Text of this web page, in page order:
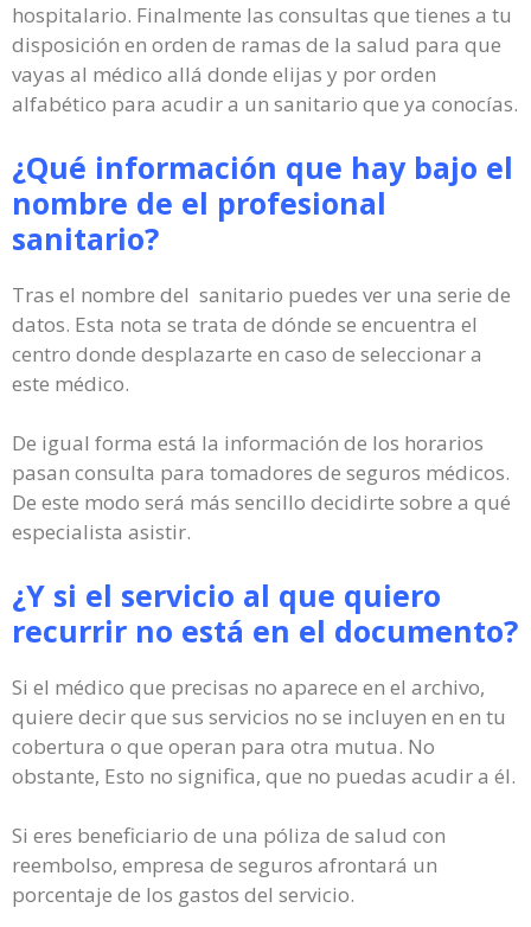
hospitalario. Finalmente las consultas que tienes a tu
disposición en orden de ramas de la salud para que
vayas al médico allá donde elijas y por orden
alfabético para acudir a un sanitario que ya conocías.
¿Qué información que hay bajo el
nombre de el profesional
sanitario?
Tras el nombre del sanitario puedes ver una serie de
datos. Esta nota se trata de dónde se encuentra el
centro donde desplazarte en caso de seleccionar a
este médico.
De igual forma está la información de los horarios
pasan consulta para tomadores de seguros médicos.
De este modo será más sencillo decidirte sobre a qué
especialista asistir.
¿Y si el servicio al que quiero
recurrir no está en el documento?
Si el médico que precisas no aparece en el archivo,
quiere decir que sus servicios no se incluyen en en tu
cobertura o que operan para otra mutua. No
obstante, Esto no significa, que no puedas acudir a él.
Si eres beneficiario de una póliza de salud con
reembolso, empresa de seguros afrontará un
porcentaje de los gastos del servicio.